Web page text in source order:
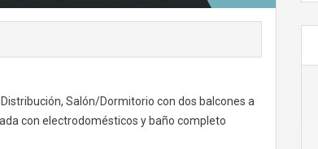
Salón/Dormitorio con dos balcones a
con electrodomésticos y baño completo